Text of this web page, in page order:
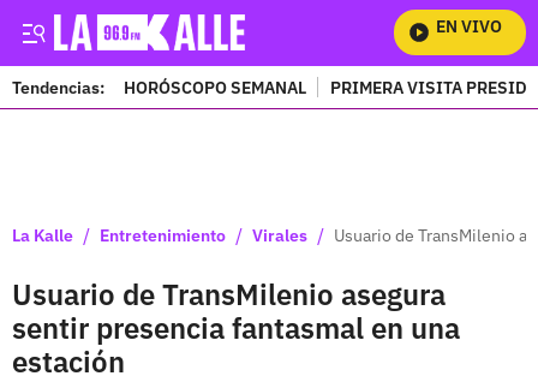
EN VIVO
Tendencias: HORÓSCOPO SEMANAL PRIMERA VISITA
La Kalle / Entretenimiento / Virales / Usuario de TransMilenio
Usuario de TransMilenio asegura
sentir presencia fantasmal en una
estación